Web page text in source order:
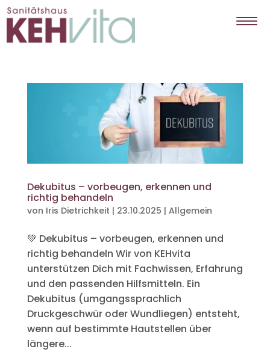
Dekubitus – vorbeugen, erkennen und
richtig behandeln
von Iris Dietrichkeit | 23.10.2025 | Allgemein
💚 Dekubitus – vorbeugen, erkennen und
richtig behandeln Wir von KEHvita
unterstützen Dich mit Fachwissen, Erfahrung
und den passenden Hilfsmitteln. Ein
Dekubitus (umgangssprachlich
Druckgeschwür oder Wundliegen) entsteht,
wenn auf bestimmte Hautstellen über
längere...